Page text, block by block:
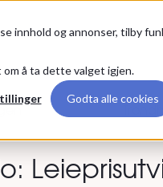
innhold og annonser, tilby
om å ta dette valget igjen.
Godta alle cookies